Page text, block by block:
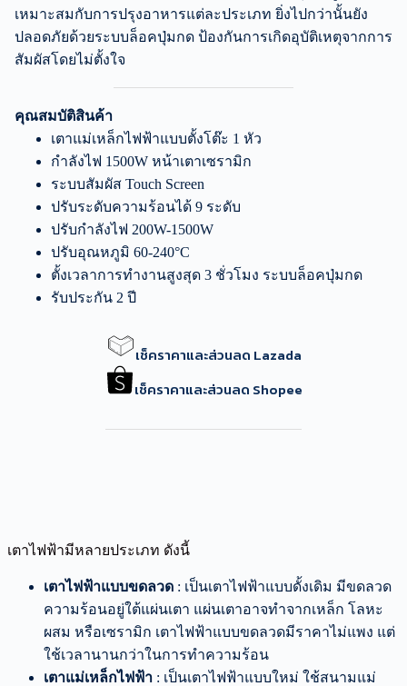
เหมาะสมกับการปรุงอาหารแต่ละประเภท ยิ่งไปกว่านั้นยัง
ปลอดภัยด้วยระบบล็อคปุ่มกด ป้องกันการเกิดอุบัติเหตุจากการ
สัมผัสโดยไม่ตั้งใจ
คุณสมบัติสินค้า
เตาแม่เหล็กไฟฟ้าแบบตั้งโต๊ะ 1 หัว
กำลังไฟ 1500W หน้าเตาเซรามิก
ระบบสัมผัส Touch Screen
ปรับระดับความร้อนได้ 9 ระดับ
ปรับกำลังไฟ 200W-1500W
ปรับอุณหภูมิ 60-240°C
ตั้งเวลาการทำงานสูงสุด 3 ชั่วโมง ระบบล็อคปุ่มกด
รับประกัน 2 ปี
เช็คราคาและส่วนลด Lazada
เช็คราคาและส่วนลด Shopee
เตาไฟฟ้ามีหลายประเภท ดังนี้
เตาไฟฟ้าแบบขดลวด : เป็นเตาไฟฟ้าแบบดั้งเดิม มีขดลวด
ความร้อนอยู่ใต้แผ่นเตา แผ่นเตาอาจทำจากเหล็ก โลหะ
ผสม หรือเซรามิก เตาไฟฟ้าแบบขดลวดมีราคาไม่แพง แต่
ใช้เวลานานกว่าในการทำความร้อน
เตาแม่เหล็กไฟฟ้า : เป็นเตาไฟฟ้าแบบใหม่ ใช้สนามแม่